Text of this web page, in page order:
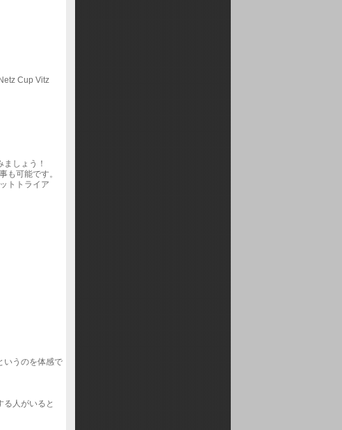
Cup Vitz
しょう！
も可能です。
トトライア
いうのを体感で
る人がいると